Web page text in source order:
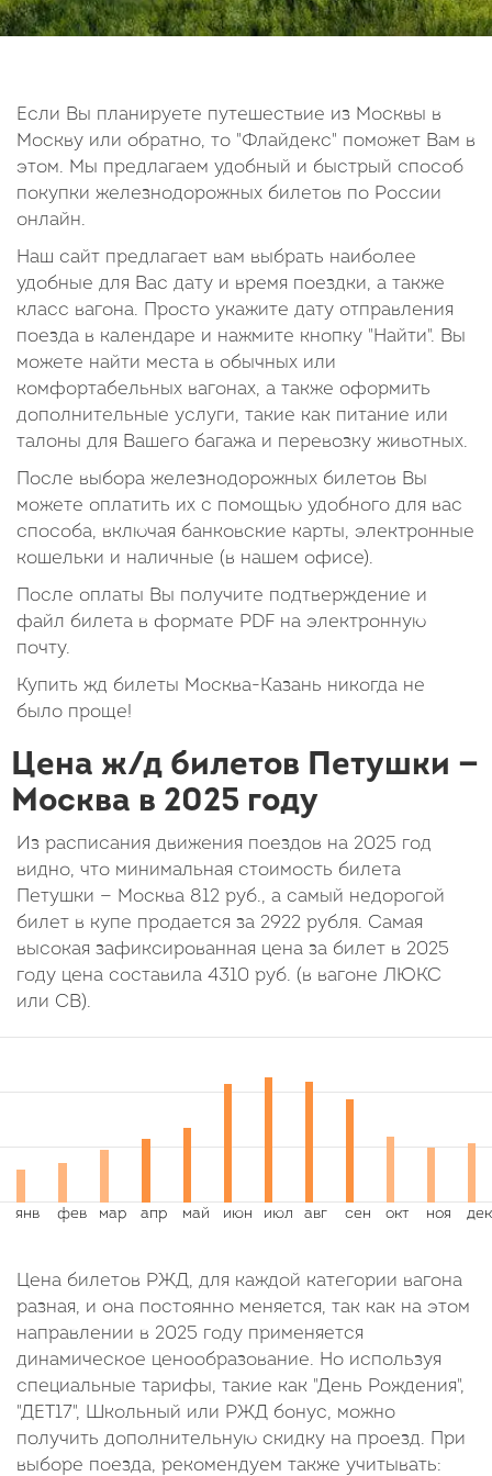
Если Вы планируете путешествие из Москвы в
Москву или обратно, то "Флайдекс" поможет Вам в
этом. Мы предлагаем удобный и быстрый способ
покупки железнодорожных билетов по России
онлайн.
Наш сайт предлагает вам выбрать наиболее
удобные для Вас дату и время поездки, а также
класс вагона. Просто укажите дату отправления
поезда в календаре и нажмите кнопку "Найти". Вы
можете найти места в обычных или
комфортабельных вагонах, а также оформить
дополнительные услуги, такие как питание или
талоны для Вашего багажа и перевозку животных.
После выбора железнодорожных билетов Вы
можете оплатить их с помощью удобного для вас
способа, включая банковские карты, электронные
кошельки и наличные (в нашем офисе).
После оплаты Вы получите подтверждение и
файл билета в формате PDF на электронную
почту.
Купить жд билеты Москва-Казань никогда не
было проще!
Цена ж/д билетов Петушки —
Москва в 2025 году
Из расписания движения поездов на 2025 год
видно, что минимальная стоимость билета
Петушки — Москва 812 руб., а самый недорогой
билет в купе продается за 2922 рубля. Самая
высокая зафиксированная цена за билет в 2025
году цена составила 4310 руб. (в вагоне ЛЮКС
или СВ).
Цена билетов РЖД, для каждой категории вагона
разная, и она постоянно меняется, так как на этом
направлении в 2025 году применяется
динамическое ценообразование. Но используя
специальные тарифы, такие как "День Рождения",
"ДЕТ17", Школьный или РЖД бонус, можно
получить дополнительную скидку на проезд. При
выборе поезда, рекомендуем также учитывать:
14
15 16 17 18 19
20
Октябрь 2026
5
6 7 8 9 10
11
12
13 14 15 16 17
18
19
20 21 22 23
31